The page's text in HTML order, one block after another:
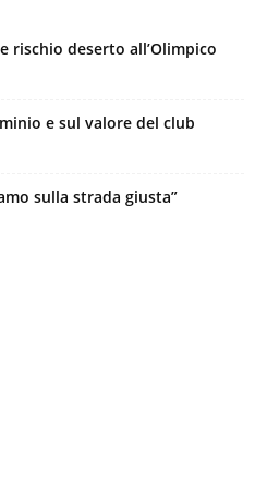
rischio deserto all’Olimpico
e sul valore del club
sulla strada giusta”